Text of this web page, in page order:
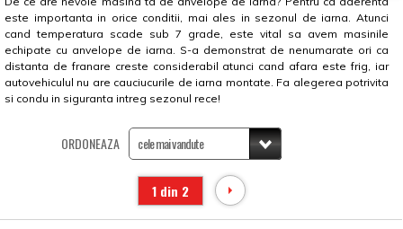
este importanta in orice conditii, mai ales in sezonul de iarna. Atunci
cand temperatura scade sub 7 grade, este vital sa avem masinile
echipate cu anvelope de iarna. S-a demonstrat de nenumarate ori ca
distanta de franare creste considerabil atunci cand afara este frig, iar
autovehiculul nu are cauciucurile de iarna montate. Fa alegerea potrivita
si condu in siguranta intreg sezonul rece!
ORDONEAZA
1 din 2